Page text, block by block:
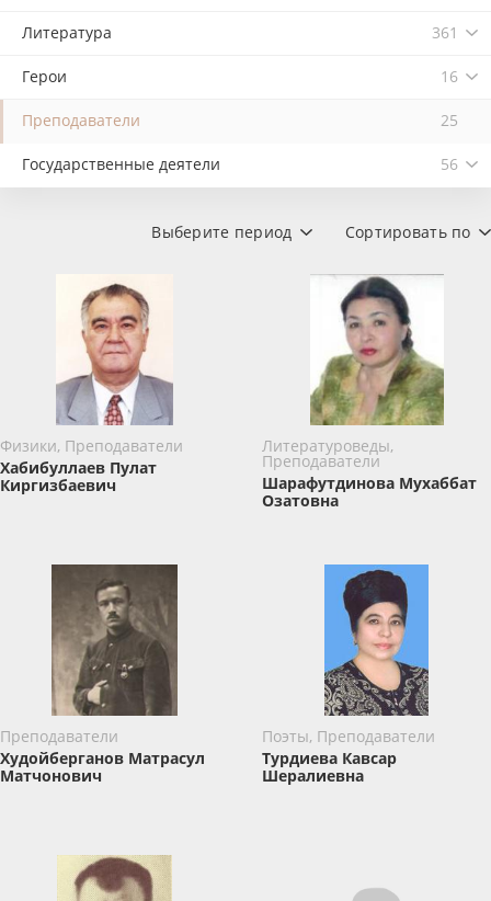
Литература 361
Герои 16
Преподаватели 25
Государственные деятели 56
Сортировать по
Выберите период
Физики, Преподаватели
Хабибуллаев Пулат
Киргизбаевич
Литературоведы,
Преподаватели
Шарафутдинова Мухаббат
Озатовна
Преподаватели
Худойберганов Матрасул
Матчонович
Поэты, Преподаватели
Турдиева Кавсар
Шералиевна